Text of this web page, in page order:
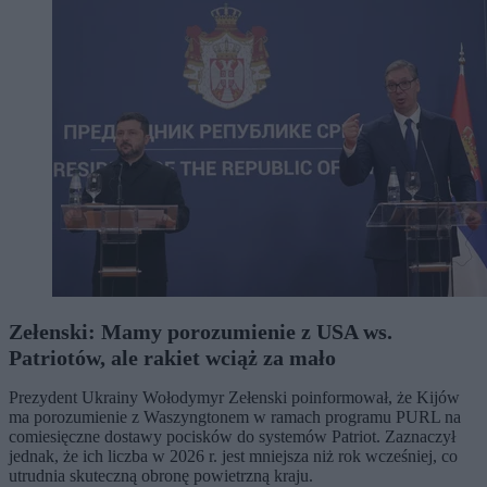
Zełenski: Mamy porozumienie z USA ws.
Patriotów, ale rakiet wciąż za mało
Prezydent Ukrainy Wołodymyr Zełenski poinformował, że Kijów
ma porozumienie z Waszyngtonem w ramach programu PURL na
comiesięczne dostawy pocisków do systemów Patriot. Zaznaczył
jednak, że ich liczba w 2026 r. jest mniejsza niż rok wcześniej, co
utrudnia skuteczną obronę powietrzną kraju.